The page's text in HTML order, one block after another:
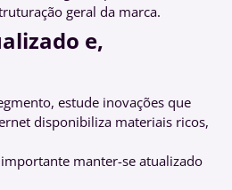
geral da marca.
e,
estude inovações que
disponibiliza materiais ricos,
manter-se atualizado